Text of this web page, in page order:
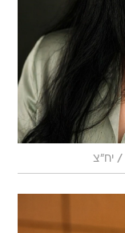
/ יח"צ